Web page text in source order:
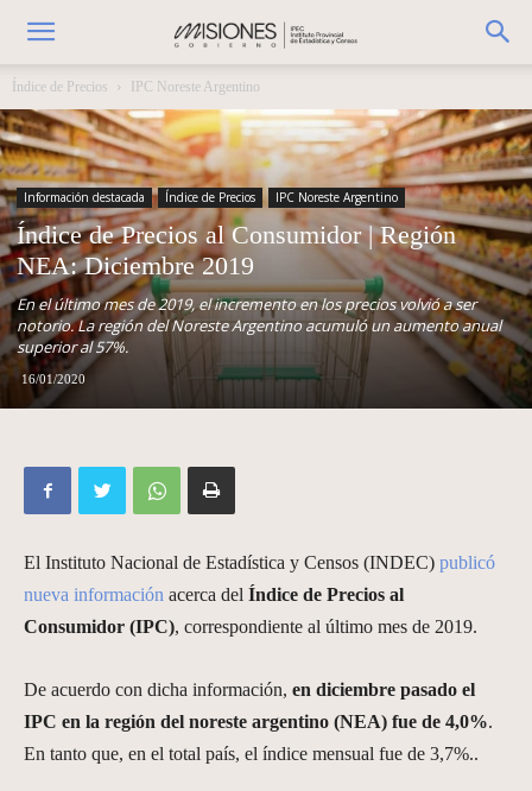
Índice de Precios IPC Noreste Argentino
Información destacada Índice de Precios IPC Noreste Argentino
Índice de Precios al Consumidor | Región
NEA: Diciembre 2019
En el último mes de 2019, el incremento en los precios volvió a ser
notorio. La región del Noreste Argentino acumuló un aumento anual
superior al 57%.
16/01/2020
El Instituto Nacional de Estadística y Censos (INDEC) publicó
nueva información acerca del Índice de Precios al
Consumidor (IPC), correspondiente al último mes de 2019.
De acuerdo con dicha información, en diciembre pasado el
IPC en la región del noreste argentino (NEA) fue de 4,0%.
En tanto que, en el total país, el índice mensual fue de 3,7%..